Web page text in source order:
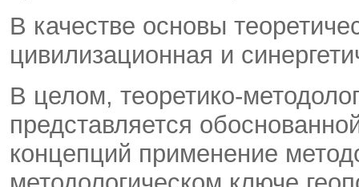
В качестве основы
цивилизационная и
В целом, теоретико-
представляется
концепций применение